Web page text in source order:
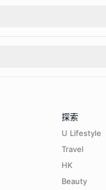
探索
U Lifestyle
Travel
HK
Beauty